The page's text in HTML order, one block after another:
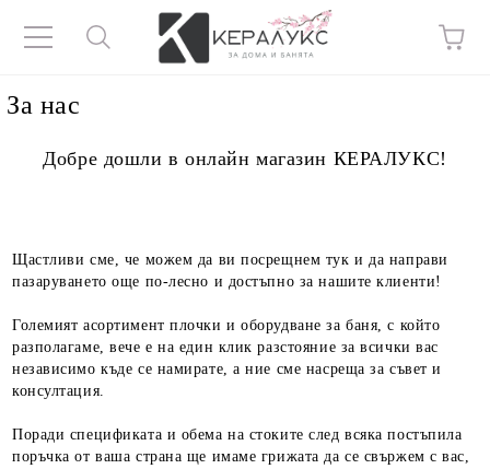
За нас
Добре дошли в онлайн магазин КЕРАЛУКС!
Щастливи сме, че можем да ви посрещнем тук и да направи
пазаруването още по-лесно и достъпно за нашите клиенти!
Големият асортимент плочки и оборудване за баня, с който
разполагаме, вече е на един клик разстояние за всички вас
независимо къде се намирате, а ние сме насреща за съвет и
консултация.
Поради спецификата и обема на стоките след всяка постъпила
поръчка от ваша страна ще имаме грижата да се свържем с вас,